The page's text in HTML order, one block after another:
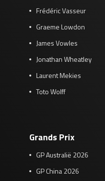
Frédéric Vasseur
Graeme Lowdon
James Vowles
Jonathan Wheatley
Laurent Mekies
Toto Wolff
Grands Prix
GP Australië 2026
GP China 2026